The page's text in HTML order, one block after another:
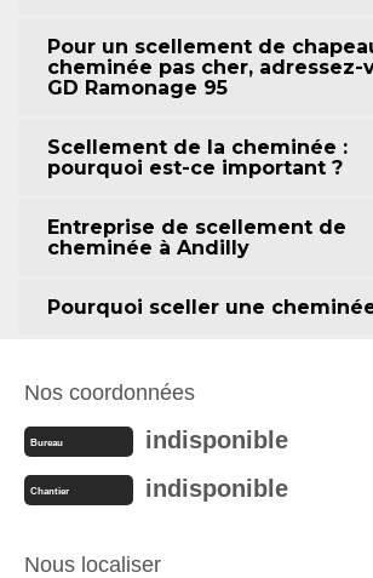
Pour un scellement de
cheminée pas cher, adressez-
GD Ramonage 95
Scellement de la cheminée :
pourquoi est-ce important ?
Entreprise de scellement de
cheminée à Andilly
Pourquoi sceller une
Nos coordonnées
Bureau indisponible
Chantier indisponible
Nous localiser